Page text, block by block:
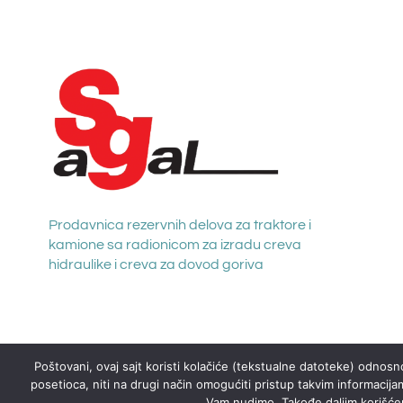
Prodavnica rezervnih delova za traktore i
kamione sa radionicom za izradu creva
hidraulike i creva za dovod goriva
Poštovani, ovaj sajt koristi kolačiće (tekstualne datoteke)
posetioca, niti na drugi način omogućiti pristup takvim